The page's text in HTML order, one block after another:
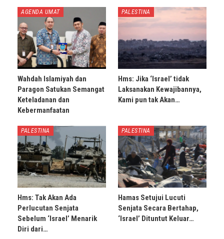
AGENDA UMAT
Wahdah Islamiyah dan
Paragon Satukan Semangat
Keteladanan dan
Kebermanfaatan
PALESTINA
Hms: Jika ‘Israel’ tidak
Laksanakan Kewajibannya,
Kami pun tak Akan…
PALESTINA
Hms: Tak Akan Ada
Perlucutan Senjata
Sebelum ‘Israel’ Menarik
Diri dari…
PALESTINA
Hamas Setujui Lucuti
Senjata Secara Bertahap,
‘Israel’ Dituntut Keluar…